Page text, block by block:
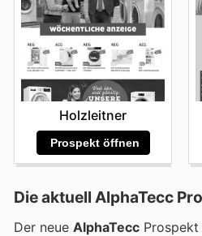
Holzleitner
Prospekt öffnen
Die aktuell AlphaTecc
Der neue AlphaTecc